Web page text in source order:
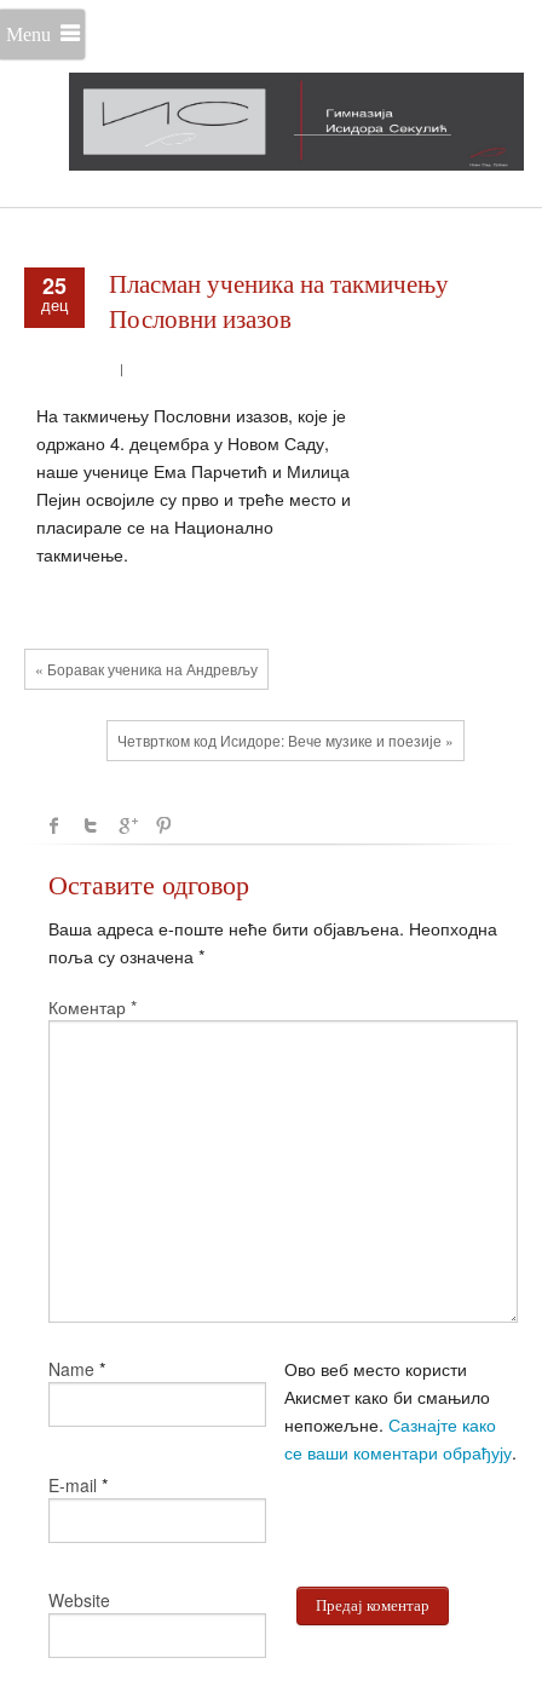
Menu
25
дец
Пласман ученика на такмичењу
Пословни изазов
На такмичењу Пословни изазов, које је
одржано 4. децембра у Новом Саду,
наше ученице Ема Парчетић и Милица
Пејин освојиле су прво и треће место и
пласирале се на Национално
такмичење.
« Боравак ученика на Андревљу
Четвртком код Исидоре: Вече музике и поезије »
Оставите одговор
Ваша адреса е-поште неће бити објављена. Неопходна
поља су означена*
Коментар *
Name *
E-mail *
Website
Ово веб место користи
Акисмет како би смањило
непожељне. Сазнајте како
се ваши коментари обрађују.